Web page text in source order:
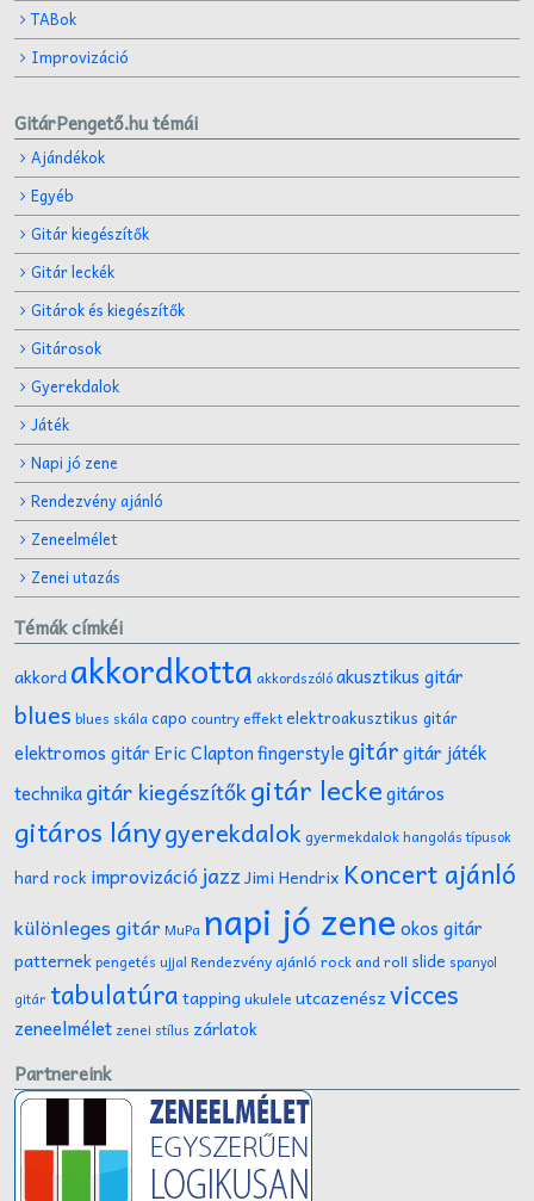
TABok
Improvizáció
GitárPengető.hu témái
Ajándékok
Egyéb
Gitár kiegészítők
Gitár leckék
Gitárok és kiegészítők
Gitárosok
Gyerekdalok
Játék
Napi jó zene
Rendezvény ajánló
Zeneelmélet
Zenei utazás
Témák címkéi
akkordakkordkotta akkordszólóakusztikus gitár
blues blues skálacapo country effektelektroakusztikus gitár
elektromos gitár Eric Claptonfingerstyle gitárgitár játék
technikagitár kiegészítőkgitár leckegitáros
gitáros lánygyerekdalokgyermekdalokhangolás típusok
hard rock improvizáció jazzJimi Hendrix Koncert ajánló
különleges gitár MuPa napi jó zene okos gitár
patternekpengetés ujjal Rendezvény ajánló rock and roll slide spanyol
gitár tabulatúratapping ukulele utcazenészvicces
zeneelmélet zenei stílus zárlatok
Partnereink